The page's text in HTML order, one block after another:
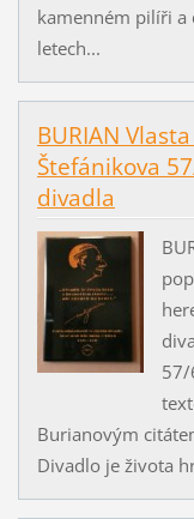
kamenném pilíři a
letech...
BURIAN
Štefánikova
divadla
57/
Burianovým
Divadlo je života